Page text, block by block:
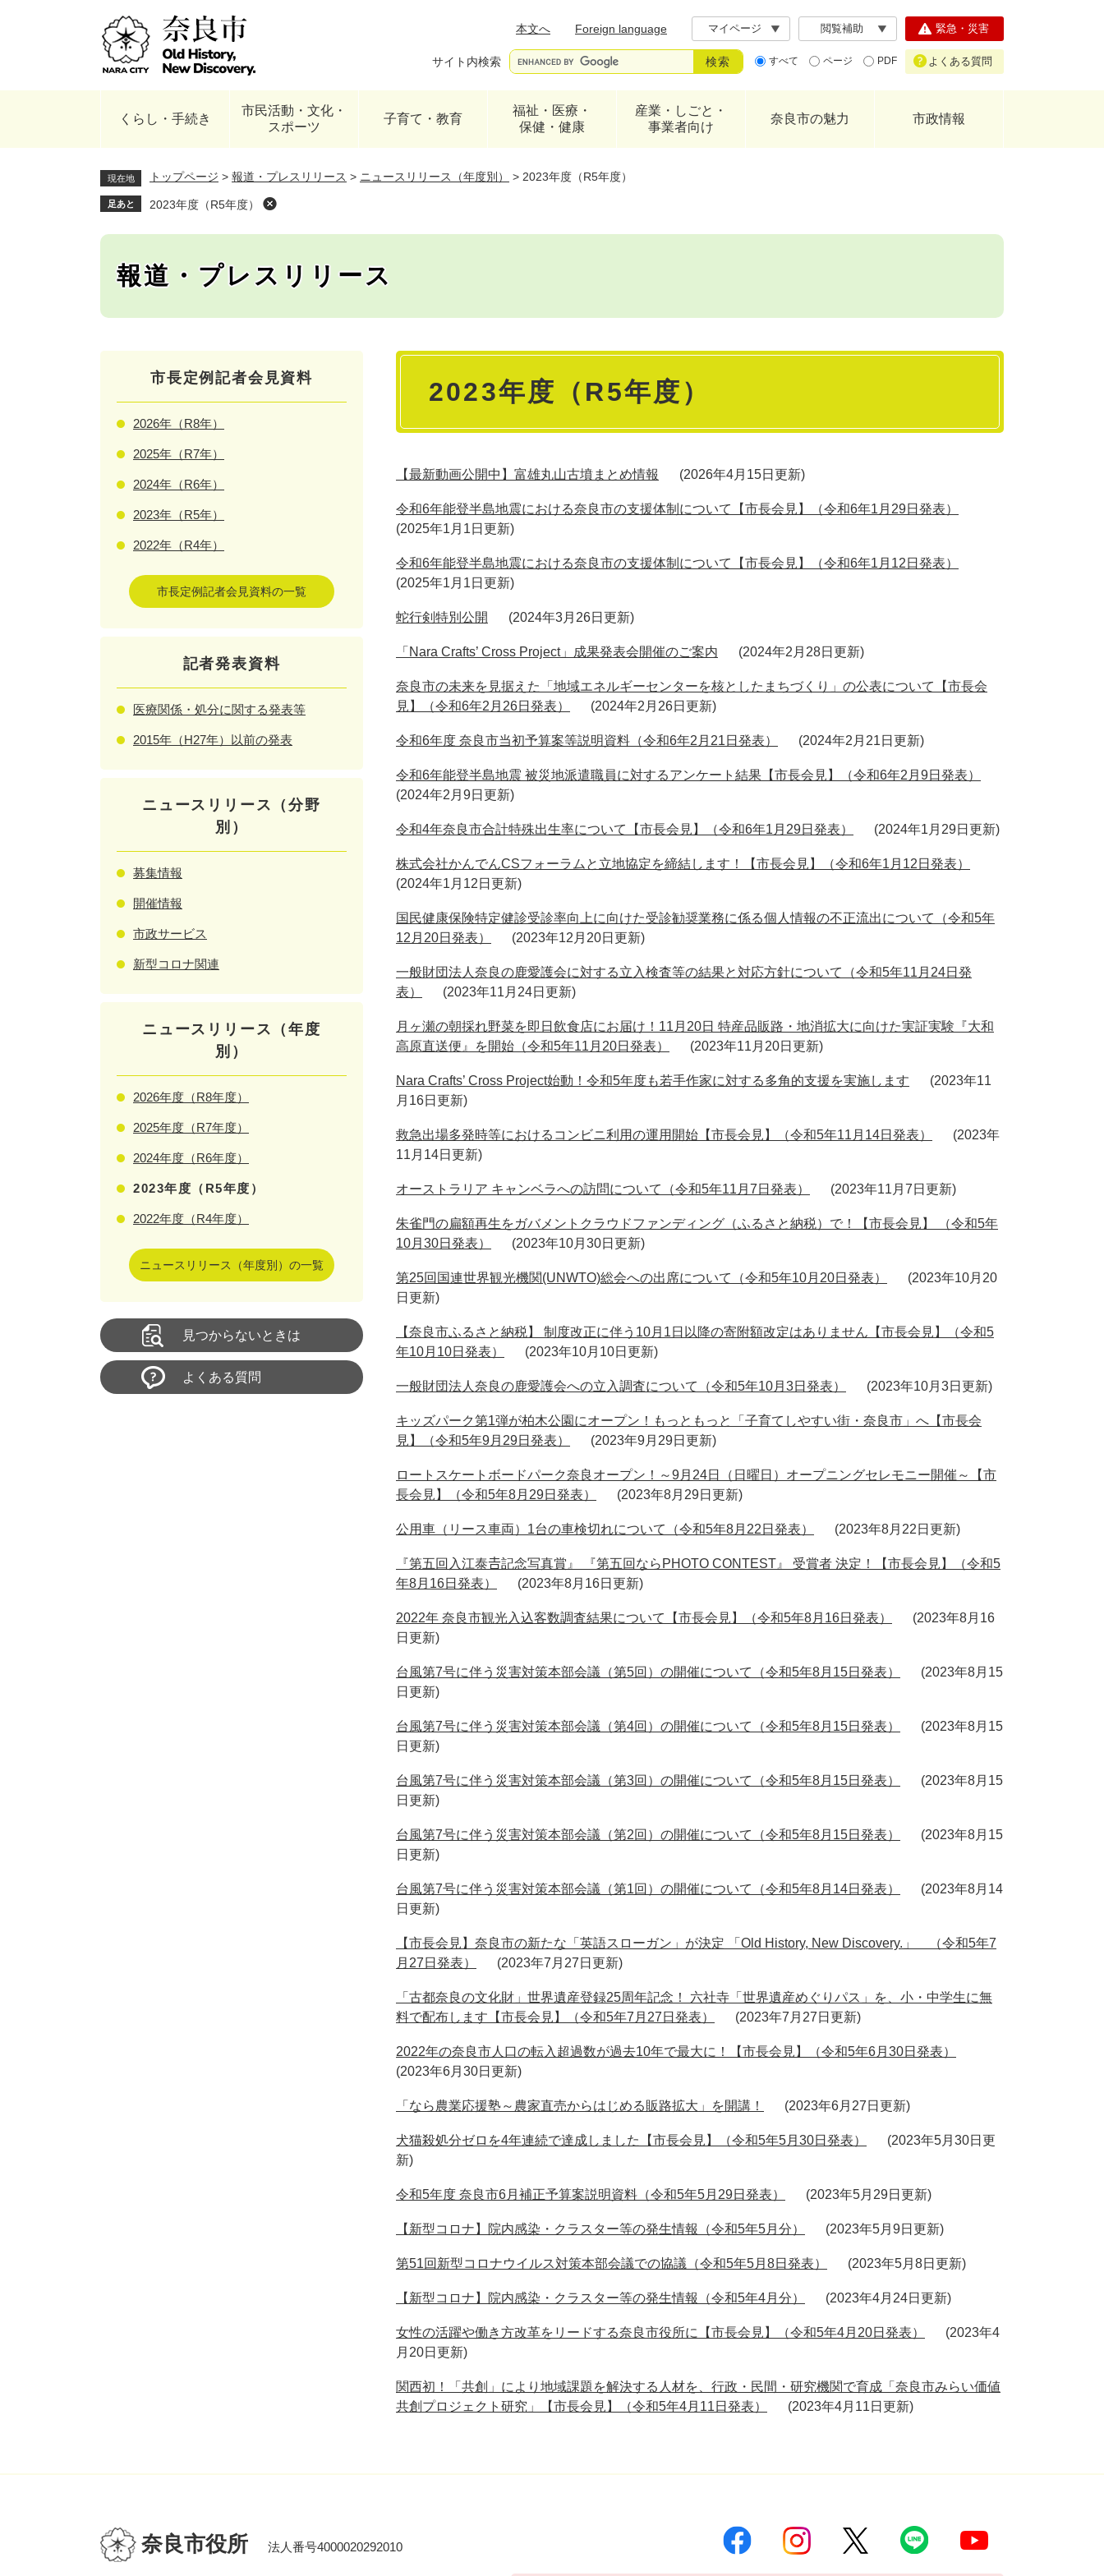
本文へ
Foreign language マイページ 閲覧補助
サイト内検索 すべて ページ PDF
緊急・災害
よくある質問
くらし・手続き
市民活動・文化・
スポーツ
子育て・教育
福祉・医療・
保健・健康
産業・しごと・
事業者向け
奈良市の魅力 市政情報
現在地 トップページ > 報道・プレスリリース > ニュースリリース（年度別） > 2023年度（R5年度）
足あと 2023年度（R5年度）
報道・プレスリリース
本
2023年度（R5年度）
【最新動画公開中】富雄丸山古墳まとめ情報 2026年4月15日更新
令和6年能登半島地震における奈良市の支援体制について【市長会見】（令和6年1月29日発表）
2025年1月1日更新
令和6年能登半島地震における奈良市の支援体制について【市長会見】（令和6年1月12日発表）
2025年1月1日更新
蛇行剣特別公開 2024年3月26日更新
「Nara Crafts’ Cross Project」成果発表会開催のご案内 2024年2月28日更新
奈良市の未来を見据えた「地域エネルギーセンターを核としたまちづくり」の公表について【市長会
見】（令和6年2月26日発表）
2024年2月26日更新
令和6年度 奈良市当初予算案等説明資料（令和6年2月21日発表） 2024年2月21日更新
令和6年能登半島地震 被災地派遣職員に対するアンケート結果【市長会見】（令和6年2月9日発表）
2024年2月9日更新
令和4年奈良市合計特殊出生率について【市長会見】（令和6年1月29日発表） 2024年1月29日更新
株式会社かんでんCSフォーラムと立地協定を締結します！【市長会見】（令和6年1月12日発表）
2024年1月12日更新
国民健康保険特定健診受診率向上に向けた受診勧奨業務に係る個人情報の不正流出について（令和5年
12月20日発表）
2023年12月20日更新
一般財団法人奈良の鹿愛護会に対する立入検査等の結果と対応方針について（令和5年11月24日発
表）
2023年11月24日更新
月ヶ瀬の朝採れ野菜を即日飲食店にお届け！11月20日 特産品販路・地消拡大に向けた実証実験『大和
高原直送便』を開始（令和5年11月20日発表）
2023年11月20日更新
Nara Crafts’ Cross Project始動！令和5年度も若手作家に対する多角的支援を実施します
2023年11
月16日更新
救急出場多発時等におけるコンビニ利用の運用開始【市長会見】（令和5年11月14日発表）
2023年
11月14日更新
オーストラリア キャンベラへの訪問について（令和5年11月7日発表） 2023年11月7日更新
朱雀門の扁額再生をガバメントクラウドファンディング（ふるさと納税）で！【市長会見】 （令和5年
10月30日発表）
2023年10月30日更新
第25回国連世界観光機関(UNWTO)総会への出席について（令和5年10月20日発表）
2023年10月20
日更新
【奈良市ふるさと納税】 制度改正に伴う10月1日以降の寄附額改定はありません【市長会見】（令和5
年10月10日発表）
2023年10月10日更新
一般財団法人奈良の鹿愛護会への立入調査について（令和5年10月3日発表） 2023年10月3日更新
キッズパーク第1弾が柏木公園にオープン！もっともっと「子育てしやすい街・奈良市」へ【市長会
見】（令和5年9月29日発表）
2023年9月29日更新
ロートスケートボードパーク奈良オープン！～9月24日（日曜日）オープニングセレモニー開催～【市
長会見】（令和5年8月29日発表）
2023年8月29日更新
公用車（リース車両）1台の車検切れについて（令和5年8月22日発表） 2023年8月22日更新
『第五回入江泰𠮷記念写真賞』 『第五回ならPHOTO CONTEST』 受賞者 決定！【市長会見】（令和5
年8月16日発表）
2023年8月16日更新
2022年 奈良市観光入込客数調査結果について【市長会見】（令和5年8月16日発表）
2023年8月16
日更新
台風第7号に伴う災害対策本部会議（第5回）の開催について（令和5年8月15日発表）
2023年8月15
日更新
台風第7号に伴う災害対策本部会議（第4回）の開催について（令和5年8月15日発表）
2023年8月15
日更新
台風第7号に伴う災害対策本部会議（第3回）の開催について（令和5年8月15日発表）
2023年8月15
日更新
台風第7号に伴う災害対策本部会議（第2回）の開催について（令和5年8月15日発表）
2023年8月15
日更新
台風第7号に伴う災害対策本部会議（第1回）の開催について（令和5年8月14日発表）
2023年8月14
日更新
【市長会見】奈良市の新たな「英語スローガン」が決定 「Old History, New Discovery.」 （令和5年7
月27日発表）
2023年7月27日更新
「古都奈良の文化財」世界遺産登録25周年記念！ 六社寺「世界遺産めぐりパス」を、小・中学生に無
料で配布します【市長会見】（令和5年7月27日発表）
2023年7月27日更新
2022年の奈良市人口の転入超過数が過去10年で最大に！【市長会見】（令和5年6月30日発表）
2023年6月30日更新
「なら農業応援塾～農家直売からはじめる販路拡大」を開講！ 2023年6月27日更新
犬猫殺処分ゼロを4年連続で達成しました【市長会見】（令和5年5月30日発表）
2023年5月30日更
新
令和5年度 奈良市6月補正予算案説明資料（令和5年5月29日発表） 2023年5月29日更新
【新型コロナ】院内感染・クラスター等の発生情報（令和5年5月分） 2023年5月9日更新
第51回新型コロナウイルス対策本部会議での協議（令和5年5月8日発表） 2023年5月8日更新
【新型コロナ】院内感染・クラスター等の発生情報（令和5年4月分） 2023年4月24日更新
女性の活躍や働き方改革をリードする奈良市役所に【市長会見】（令和5年4月20日発表）
2023年4
月20日更新
関西初！「共創」により地域課題を解決する人材を、行政・民間・研究機関で育成「奈良市みらい価値
共創プロジェクト研究」【市長会見】（令和5年4月11日発表）
2023年4月11日更新
市長定例記者会見資料
2026年（R8年）
2025年（R7年）
2024年（R6年）
2023年（R5年）
2022年（R4年）
市長定例記者会見資料の一覧
記者発表資料
医療関係・処分に関する発表等
2015年（H27年）以前の発表
ニュースリリース（分野
別）
募集情報
開催情報
市政サービス
新型コロナ関連
ニュースリリース（年度
別）
2026年度（R8年度）
2025年度（R7年度）
2024年度（R6年度）
2023年度（R5年度）
2022年度（R4年度）
ニュースリリース（年度別）の一覧
見つからないときは
よくある質問
奈良市役所 法人番号4000020292010